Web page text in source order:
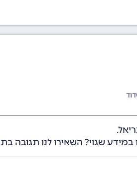
שגוי? השאירו לנו תגובה